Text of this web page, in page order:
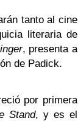
tanto al cine
literaria de
, presenta a
de Padick.
por primera
Stand, y es el